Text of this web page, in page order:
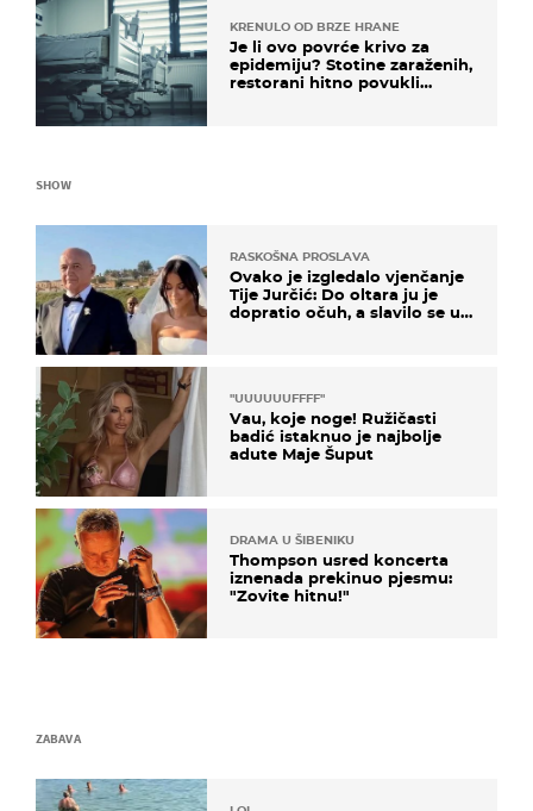
KRENULO OD BRZE HRANE
Je li ovo povrće krivo za
epidemiju? Stotine zaraženih,
restorani hitno povukli
SHOW
RASKOŠNA PROSLAVA
Ovako je izgledalo vjenčanje
Tije Jurčić: Do oltara ju je
dopratio očuh, a slavilo se uz
"UUUUUUFFFF"
Vau, koje noge! Ružičasti
badić istaknuo je najbolje
adute Maje Šuput
DRAMA U ŠIBENIKU
Thompson usred koncerta
iznenada prekinuo pjesmu:
"Zovite hitnu!"
ZABAVA